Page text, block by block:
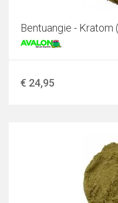
Bentuangie -
€ 24,95